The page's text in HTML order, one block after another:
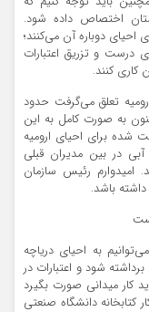
اختصاص داده شود.
احیای دوباره آن می‌کنند؛
درست و تزریق اعتبارات
کنند.
تعلق می‌گرفت حدود
به صورت کامل به این
شده برای احیای ارومیه
در بین مدیران قبلی
رئیس سازمان
باشد.
به احیای دریاچه
شود و اعتبارات در
کار میدانی صورت بگیرد
کتابخانه دانشگاه صنعتی